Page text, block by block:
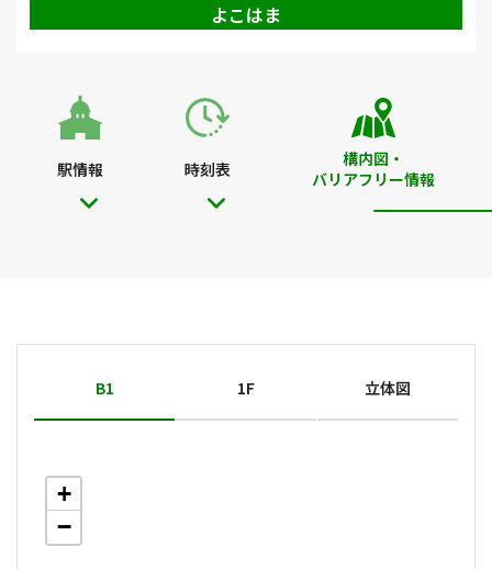
よこはま
駅情報 時刻表
構内図・
バリアフリー情報
B1 1F 立体図
+
−
+
−
+
−